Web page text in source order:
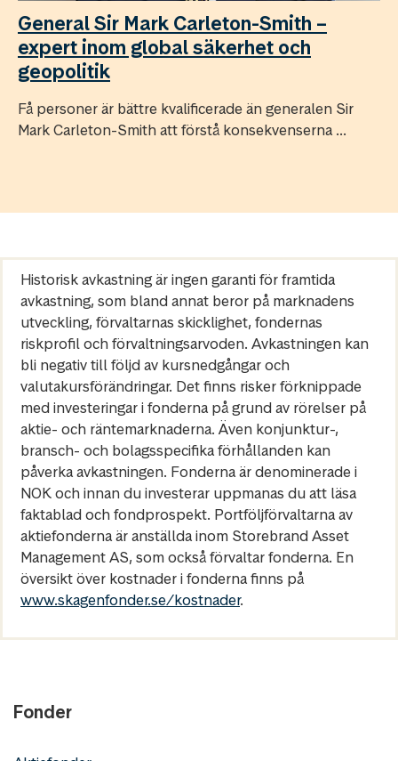
General Sir Mark Carleton-Smith –
expert inom global säkerhet och
geopolitik
Få personer är bättre kvalificerade än generalen Sir
Mark Carleton-Smith att förstå konsekvenserna ...
Historisk avkastning är ingen garanti för framtida
avkastning, som bland annat beror på marknadens
utveckling, förvaltarnas skicklighet, fondernas
riskprofil och förvaltningsarvoden. Avkastningen kan
bli negativ till följd av kursnedgångar och
valutakursförändringar. Det finns risker förknippade
med investeringar i fonderna på grund av rörelser på
aktie- och räntemarknaderna. Även konjunktur-,
bransch- och bolagsspecifika förhållanden kan
påverka avkastningen. Fonderna är denominerade i
NOK och innan du investerar uppmanas du att läsa
faktablad och fondprospekt. Portföljförvaltarna av
aktiefonderna är anställda inom Storebrand Asset
Management AS, som också förvaltar fonderna. En
översikt över kostnader i fonderna finns på
www.skagenfonder.se/kostnader.
Fonder